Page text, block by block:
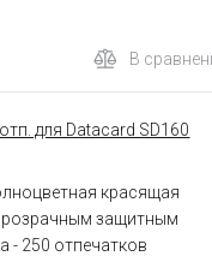
В
красящая
защитным
- 250 отпечатков